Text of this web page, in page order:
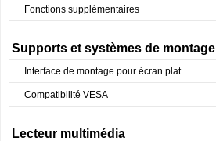
Fonctions supplémentaires
Supports et systèmes de montage
Interface de montage pour écran plat
Compatibilité VESA
Lecteur multimédia